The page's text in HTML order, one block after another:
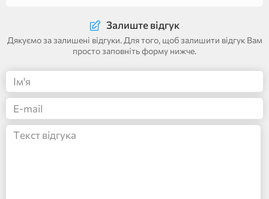
Залиште відгук
Дякуємо за залишені відгуки. Для того, щоб залишити відгук Вам
просто заповніть форму нижче.